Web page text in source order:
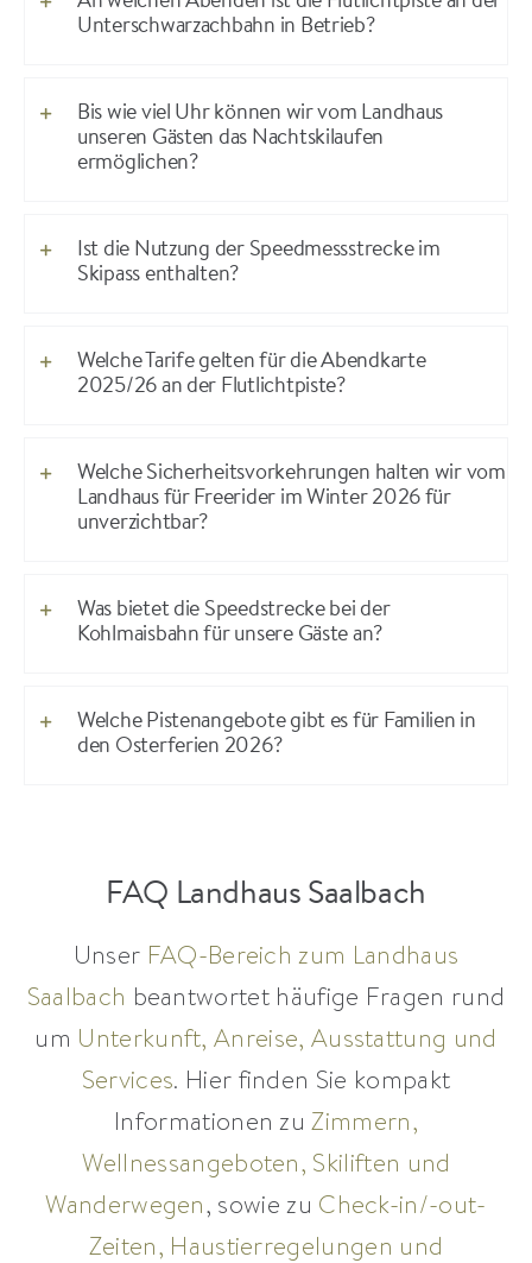
Unterschwarzachbahn in Betrieb?
Bis wie viel Uhr können wir vom Landhaus
unseren Gästen das Nachtskilaufen
ermöglichen?
Ist die Nutzung der Speedmessstrecke im
Skipass enthalten?
Welche Tarife gelten für die Abendkarte
2025/26 an der Flutlichtpiste?
Welche Sicherheitsvorkehrungen halten wir vom
Landhaus für Freerider im Winter 2026 für
unverzichtbar?
Was bietet die Speedstrecke bei der
Kohlmaisbahn für unsere Gäste an?
Welche Pistenangebote gibt es für Familien in
den Osterferien 2026?
FAQ Landhaus Saalbach
Unser FAQ-Bereich zum Landhaus
Saalbach beantwortet häufige Fragen rund
um Unterkunft, Anreise, Ausstattung und
Services. Hier finden Sie kompakt
Informationen zuZimmern,
Wellnessangeboten, Skiliften und
Wanderwegen, sowie zu Check-in/-out-
Zeiten, Haustierregelungen und